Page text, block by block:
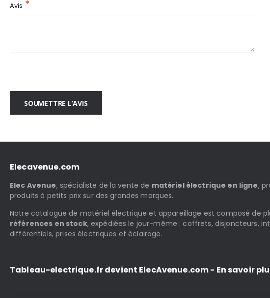
Avis
SOUMETTRE L’AVIS
Elecavenue.com
Elec Avenue, spécialiste de la vente de matériel électrique en ligne,
produits à petits prix sur des grandes marques.
Notre catalogue de matériel électrique et appareillage est composé de
références en stock, expédiées le jour-même : coffrets, disjoncteurs,
différentiels, prises électriques et éclairage.
Tableau-electrique.fr devient ElecAvenue.com - En savoir